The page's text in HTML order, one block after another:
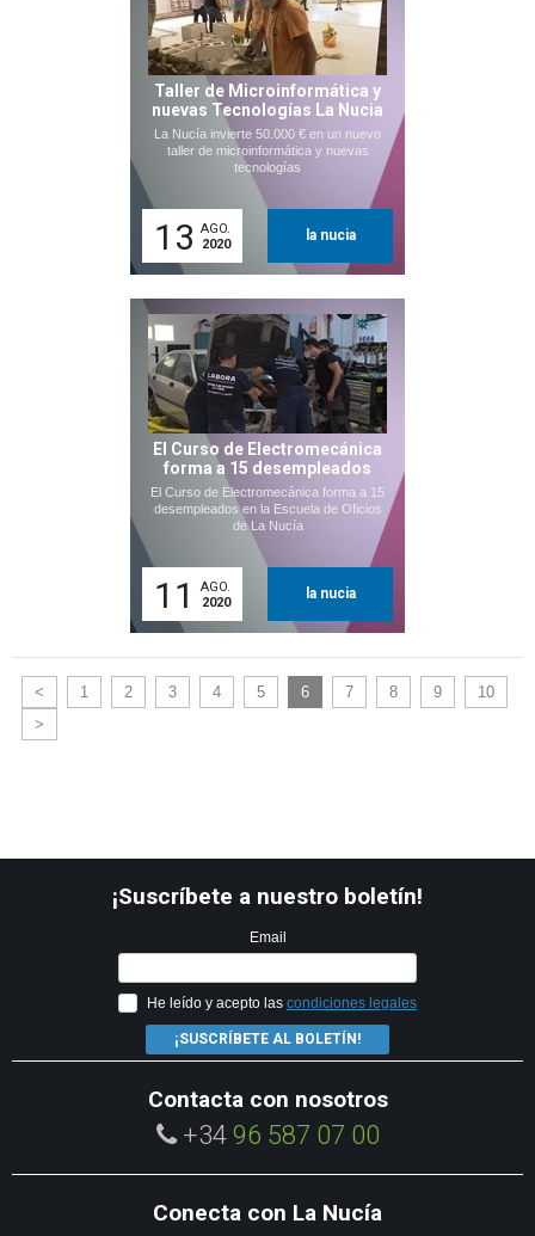
Taller de Microinformática y
nuevas Tecnologías La Nucia
La Nucía invierte 50.000 € en un nuevo
taller de microinformática y nuevas
tecnologías
13 AGO.
2020
la nucia
El Curso de Electromecánica
forma a 15 desempleados
El Curso de Electromecánica forma a 15
desempleados en la Escuela de Oficios
de La Nucía
11
AGO.
2020
la nucia
< 1 2 3 4 5 6 7 8 9
10
>
¡Suscríbete a nuestro boletín!
Email
He leído y acepto las condiciones legales
¡SUSCRÍBETE AL BOLETÍN!
Contacta con nosotros
+34 96 587 07 00
Conecta con La Nucía